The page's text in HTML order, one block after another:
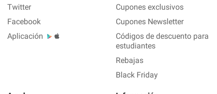
Twitter
Facebook
Aplicación
Cupones exclusivos
Cupones Newsletter
Códigos de descuento para
estudiantes
Rebajas
Black Friday